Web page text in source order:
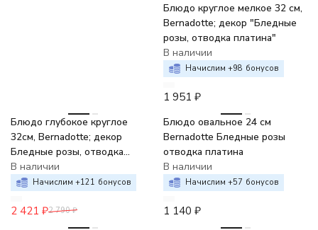
Блюдо круглое мелкое 32 см,
Bernadotte; декор "Бледные
розы, отводка платина"
В наличии
Начислим +98 бонусов
1 951 ₽
Блюдо глубокое круглое
32см, Bernadotte; декор
Бледные розы, отводка
платина
В наличии
Начислим +121 бонусов
2 421 ₽2 790 ₽
Блюдо овальное 24 см
Bernadotte Бледные розы
отводка платина
В наличии
Начислим +57 бонусов
1 140 ₽
-10% -9%